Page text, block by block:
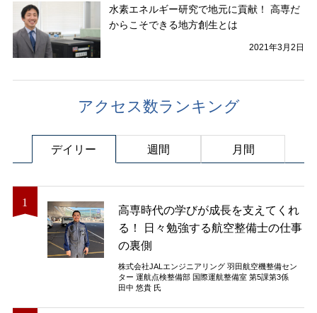
水素エネルギー研究で地元に貢献！ 高専だ
からこそできる地方創生とは
2021年3月2日
アクセス数ランキング
デイリー 週間 月間
高専時代の学びが成長を支えてくれ
る！ 日々勉強する航空整備士の仕事
の裏側
株式会社JALエンジニアリング 羽田航空機整備セン
ター 運航点検整備部 国際運航整備室 第5課第3係
田中 悠貴 氏